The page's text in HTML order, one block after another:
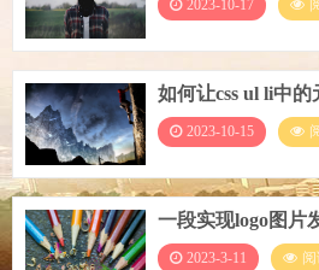
2023-10-17
如何让css ul li中
2023-10-15
一段实现logo图片
2023-3-11 阅